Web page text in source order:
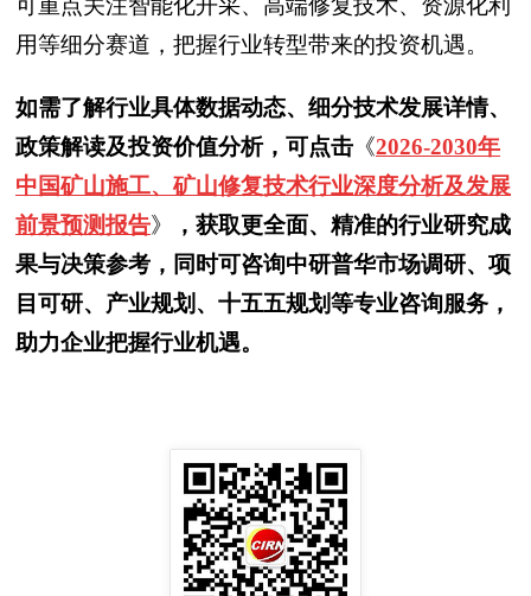
可重点关注智能化开采、高端修复技术、资源化利
用等细分赛道，把握行业转型带来的投资机遇。
如需了解行业具体数据动态、细分技术发展详情、
政策解读及投资价值分析，可点击 《2026-2030年
中国矿山施工、矿山修复技术行业深度分析及发展
前景预测报告》
，获取更全面、精准的行业研究成
果与决策参考，同时可咨询中研普华市场调研、项
目可研、产业规划、十五五规划等专业咨询服务，
助力企业把握行业机遇。